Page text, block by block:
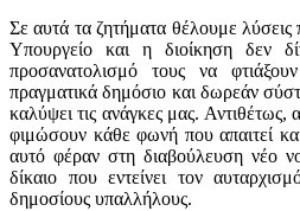
Σε αυτά τα ζητήματα θέλουμε
Υπουργείο και η διοίκηση δεν
προσανατολισμό τους να
πραγματικά δημόσιο και δωρεάν
καλύψει τις ανάγκες μας. Αντιθέτως,
φιμώσουν κάθε φωνή που απαιτεί
αυτό φέραν στη διαβούλευση νέο
δίκαιο που εντείνει τον
δημοσίους υπαλλήλους.